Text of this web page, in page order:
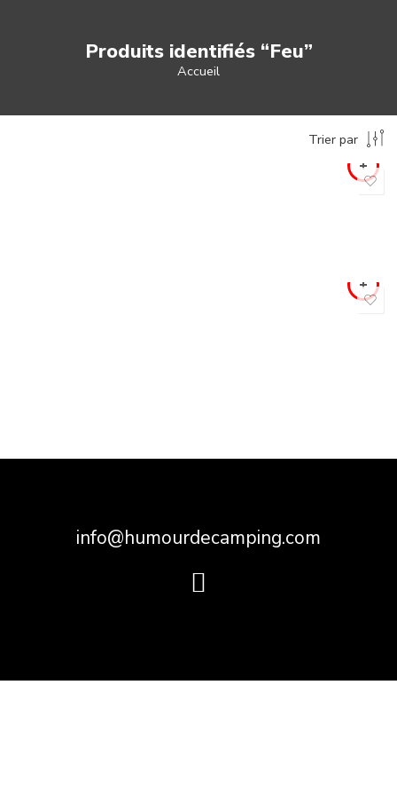
Produits identifiés “Feu”
Accueil
Trier par
info@humourdecamping.com